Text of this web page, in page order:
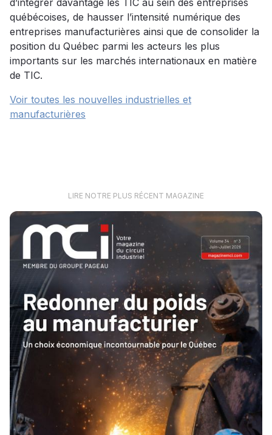
d’intégrer davantage les TIC au sein des entreprises
québécoises, de hausser l’intensité numérique des
entreprises manufacturières ainsi que de consolider la
position du Québec parmi les acteurs les plus
importants sur les marchés internationaux en matière
de TIC.
Voir toutes les nouvelles industrielles et
manufacturières
LIRE NOTRE PLUS RÉCENT MAGAZINE